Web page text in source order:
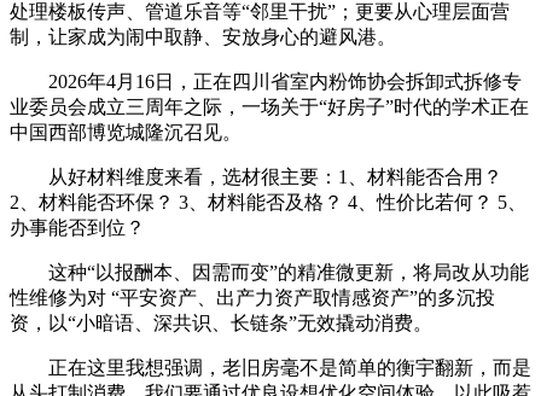
处理楼板传声、管道乐音等“邻里干扰”；更要从心理层面营
制，让家成为闹中取静、安放身心的避风港。
2026年4月16日，正在四川省室内粉饰协会拆卸式拆修专
业委员会成立三周年之际，一场关于“好房子”时代的学术正在
中国西部博览城隆沉召见。
从好材料维度来看，选材很主要：1、材料能否合用？
2、材料能否环保？ 3、材料能否及格？ 4、性价比若何？ 5、
办事能否到位？
这种“以报酬本、因需而变”的精准微更新，将局改从功能
性维修为对 “平安资产、出产力资产取情感资产”的多沉投
资，以“小暗语、深共识、长链条”无效撬动消费。
正在这里我想强调，老旧房毫不是简单的衡宇翻新，而是